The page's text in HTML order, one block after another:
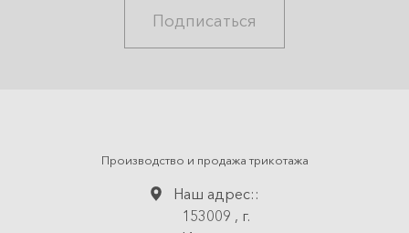
Подписаться
Производство и продажа трикотажа
Наш адрес::
153009 , г.